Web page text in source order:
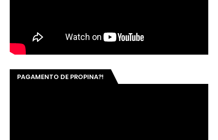
PAGAMENTO DE PROPINA?!